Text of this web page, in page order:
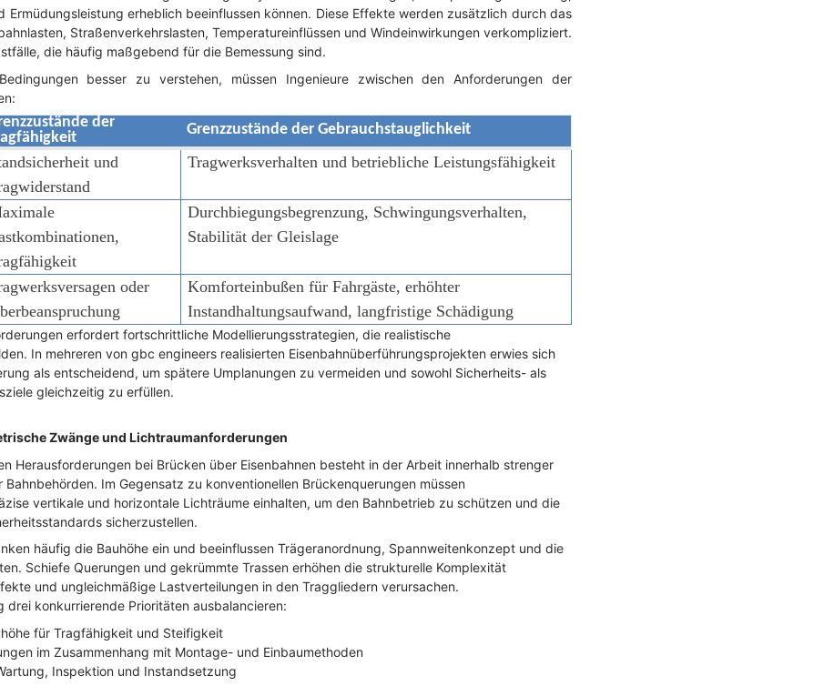
Ermüdungsleistung erheblich beeinflussen können. Diese Effekte werden zusätzlich durch das
Straßenverkehrslasten, Temperatureinflüssen und Windeinwirkungen verkompliziert.
die häufig maßgebend für die Bemessung sind.
besser zu verstehen, müssen Ingenieure zwischen den Anforderungen der
der
Grenzzustände der Gebrauchstauglichkeit
und
Tragwerksverhalten und betriebliche Leistungsfähigkeit
Durchbiegungsbegrenzung, Schwingungsverhalten,
Stabilität der Gleislage
oder
Komforteinbußen für Fahrgäste, erhöhter
Instandhaltungsaufwand, langfristige Schädigung
erfordert fortschrittliche Modellierungsstrategien, die realistische
In mehreren von gbc engineers realisierten Eisenbahnüberführungsprojekten erwies sich
als entscheidend, um spätere Umplanungen zu vermeiden und sowohl Sicherheits- als
gleichzeitig zu erfüllen.
Zwänge und Lichtraumanforderungen
Herausforderungen bei Brücken über Eisenbahnen besteht in der Arbeit innerhalb strenger
Im Gegensatz zu konventionellen Brückenquerungen müssen
vertikale und horizontale Lichträume einhalten, um den Bahnbetrieb zu schützen und die
sicherzustellen.
häufig die Bauhöhe ein und beeinflussen Trägeranordnung, Spannweitenkonzept und die
Schiefe Querungen und gekrümmte Trassen erhöhen die strukturelle Komplexität
und ungleichmäßige Lastverteilungen in den Traggliedern verursachen.
drei konkurrierende Prioritäten ausbalancieren:
für Tragfähigkeit und Steifigkeit
im Zusammenhang mit Montage- und Einbaumethoden
Inspektion und Instandsetzung